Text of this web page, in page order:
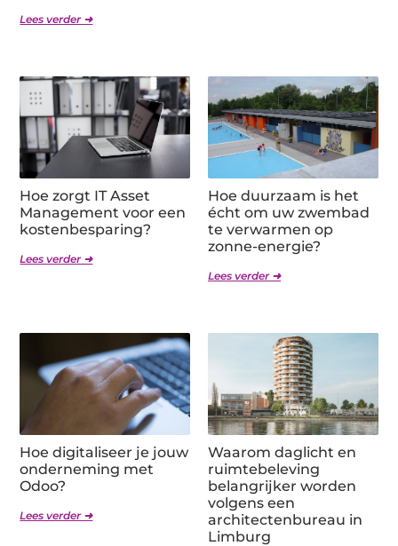
Lees verder ➜
Hoe zorgt IT Asset
Management voor een
kostenbesparing?
Lees verder ➜
Hoe duurzaam is het
écht om uw zwembad
te verwarmen op
zonne-energie?
Lees verder ➜
Hoe digitaliseer je jouw
onderneming met
Odoo?
Lees verder ➜
Waarom daglicht en
ruimtebeleving
belangrijker worden
volgens een
architectenbureau in
Limburg